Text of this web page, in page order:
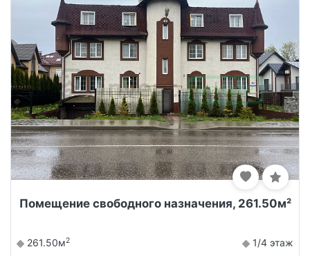
Помещение свободного назначения, 261.50м²
261.50м2
1/4 этаж